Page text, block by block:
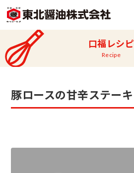
口福レシピ
Recipe
豚ロースの甘辛ステーキ